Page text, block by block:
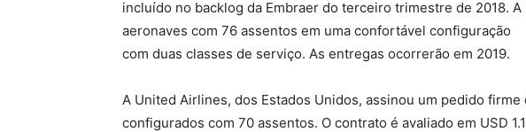
incluído no backlog da Embraer do terceiro trimestre de 2018.
aeronaves com 76 assentos em uma confortável configuração
com duas classes de serviço. As entregas ocorrerão em 2019.
A United Airlines, dos Estados Unidos, assinou um pedido firme
configurados com 70 assentos. O contrato é avaliado em USD